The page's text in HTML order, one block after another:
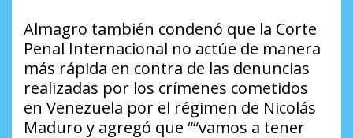
Almagro también condenó que la Corte
Penal Internacional no actúe de manera
más rápida en contra de las denuncias
realizadas por los crímenes cometidos
en Venezuela por el régimen de Nicolás
Maduro y agregó que ““vamos a tener